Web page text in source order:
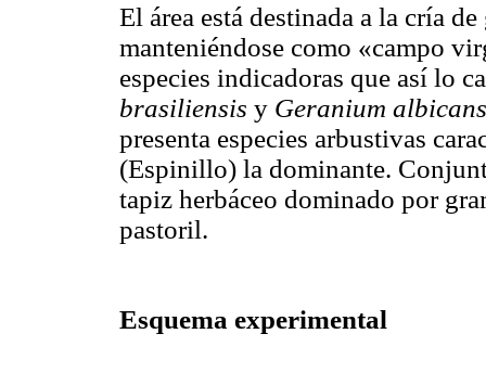
El área está destinada a la cría
manteniéndose como «campo
especies indicadoras que así lo
brasiliensis y Geranium
presenta especies arbustivas
(Espinillo) la dominante.
tapiz herbáceo dominado por
pastoril.
Esquema experimental